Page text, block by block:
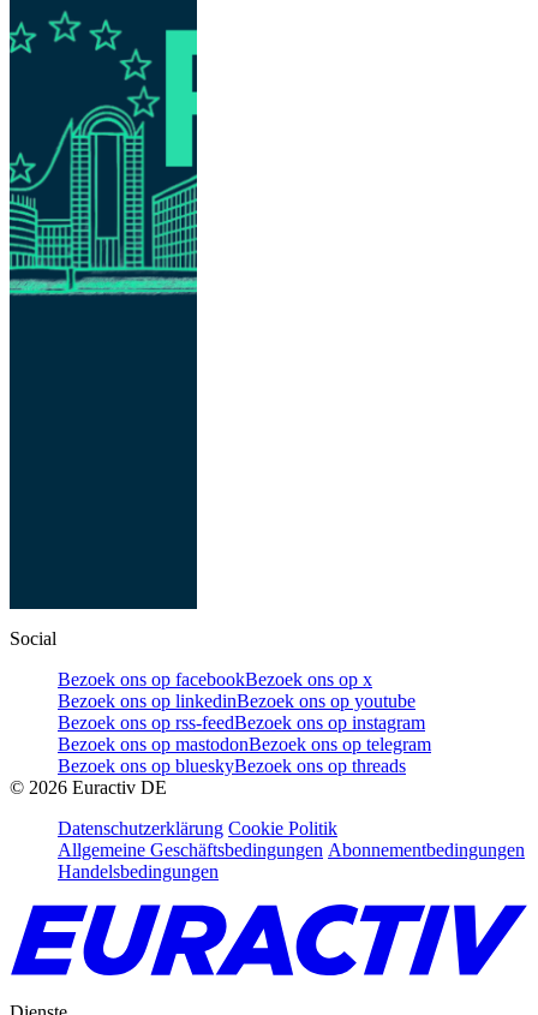
Social
Bezoek ons op facebookBezoek ons op x
Bezoek ons op linkedinBezoek ons op youtube
Bezoek ons op rss-feedBezoek ons op instagram
Bezoek ons op mastodonBezoek ons op telegram
Bezoek ons op blueskyBezoek ons op threads
© 2026 Euractiv DE
Datenschutzerklärung Cookie Politik
Allgemeine Geschäftsbedingungen Abonnementbedingungen
Handelsbedingungen